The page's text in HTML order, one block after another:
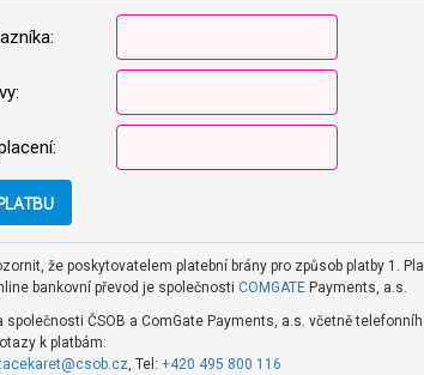
že poskytovatelem platební brány pro způsob platby 1.
bankovní převod je společnosti COMGATEPayments, a.s.
společnosti ČSOB a ComGate Payments, a.s. včetně
k platbám:
, Tel:+420 495 800 116